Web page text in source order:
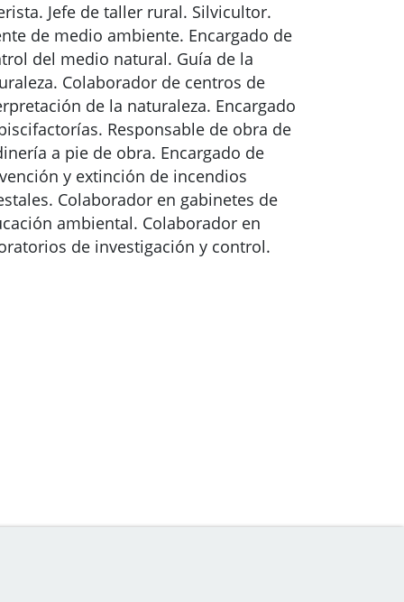
Jefe de taller rural. Silvicultor.
de medio ambiente. Encargado de
del medio natural. Guía de la
Colaborador de centros de
de la naturaleza. Encargado
Responsable de obra de
a pie de obra. Encargado de
y extinción de incendios
Colaborador en gabinetes de
ambiental. Colaborador en
de investigación y control.